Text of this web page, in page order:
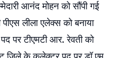
आनंद मोहन को सौंपी गई
लीला एलेक्स को बनाया
पर टीएमटी आर. रेवती को